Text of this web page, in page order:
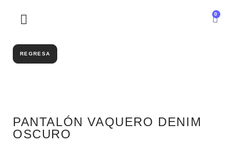
0
REGRESA
PANTALÓN VAQUERO DENIM
OSCURO